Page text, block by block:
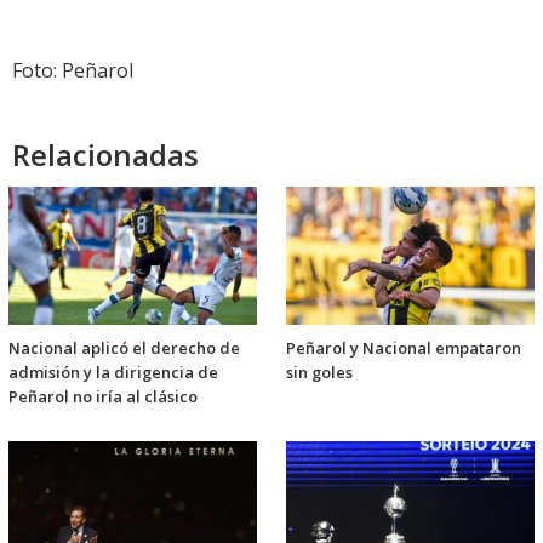
Foto: Peñarol
Relacionadas
Nacional aplicó el derecho de
admisión y la dirigencia de
Peñarol no iría al clásico
Peñarol y Nacional empataron
sin goles